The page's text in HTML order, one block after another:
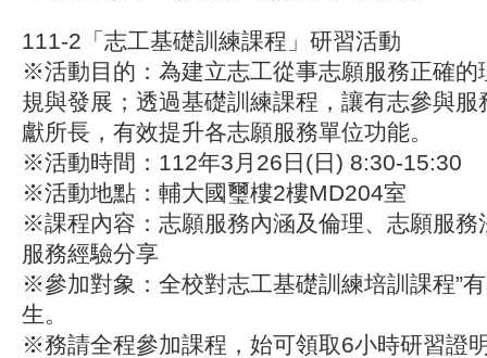
111-2「志工基礎訓練課程」研習活動
※活動目的：為建立志工從事志願服務正確的
規與發展；透過基礎訓練課程，讓有志參與
獻所長，有效提升各志願服務單位功能。
※活動時間：112年3月26日(日) 8:30-15:30
※活動地點：輔大國璽樓2樓MD204室
※課程內容：志願服務內涵及倫理、志願服務
服務經驗分享
※參加對象：全校對志工基礎訓練培訓課程”
生。
※務請全程參加課程，始可領取6小時研習證